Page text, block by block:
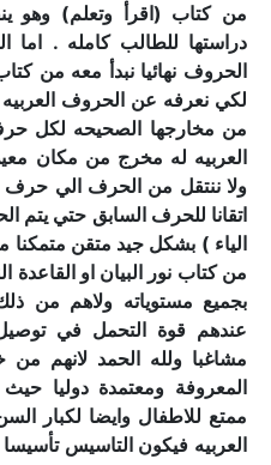
من كتاب (اقرأ وتعلم) وهو
دراستها للطالب كامله . اما
الحروف نهائيا نبدأ معه من كتاب
لكي نعرفه عن الحروف العربيه
من مخارجها الصحيحه لكل
العربيه له مخرج من مكان
ولا ننتقل من الحرف الي حرف
اتقانا للحرف السابق حتي يتم
الياء ) بشكل جيد متقن متمكنا
من كتاب نور البيان او القاعدة
بجميع مستوياته ولاهم من
عندهم قوة التحمل في
مشاغبا ولله الحمد لانهم
المعروفة ومعتمدة دوليا
ممتع للاطفال وايضا لكبار
العربيه فيكون التاسيس تأسيسا